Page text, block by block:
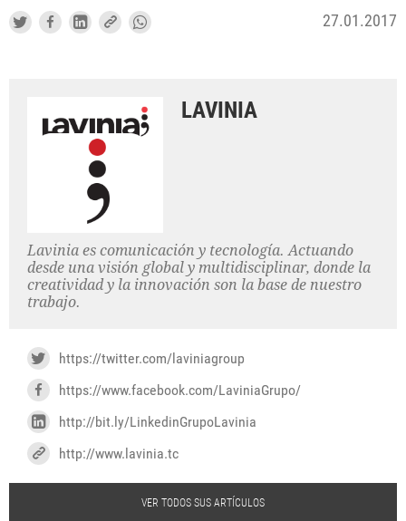
27.01.2017
LAVINIA
Lavinia es comunicación y tecnología. Actuando
desde una visión global y multidisciplinar, donde la
creatividad y la innovación son la base de nuestro
trabajo.
https://twitter.com/laviniagroup
https://www.facebook.com/LaviniaGrupo/
http://bit.ly/LinkedinGrupoLavinia
http://www.lavinia.tc
VER TODOS SUS ARTÍCULOS